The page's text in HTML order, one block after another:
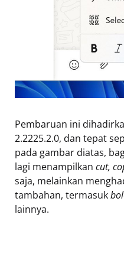
Pembaruan ini
2.2225.2.0, dan tepat
pada gambar diatas,
lagi menampilkan cut,
saja, melainkan
tambahan, termasuk
lainnya.